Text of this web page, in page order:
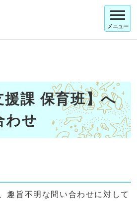
メニュー
援課 保育班】へ
わせ
趣旨不明な問い合わせに対して